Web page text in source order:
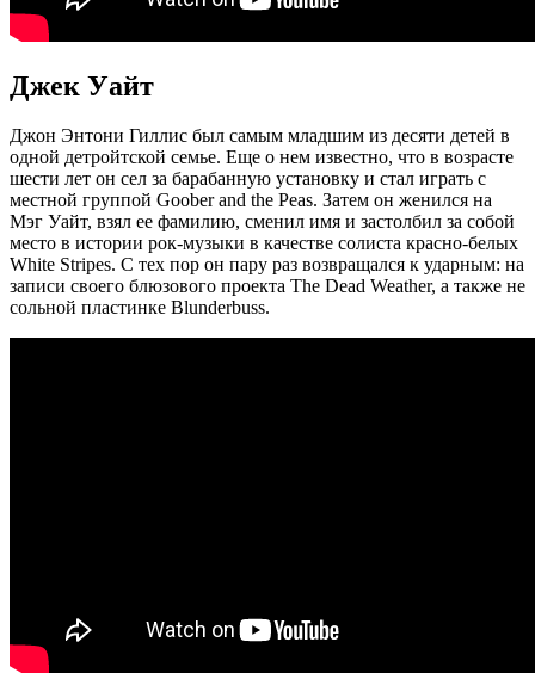
Джек Уайт
Джон Энтони Гиллис был самым младшим из десяти детей в
одной детройтской семье. Еще о нем известно, что в возрасте
шести лет он сел за барабанную установку и стал играть с
местной группой Goober and the Peas. Затем он женился на
Мэг Уайт, взял ее фамилию, сменил имя и застолбил за собой
место в истории рок-музыки в качестве солиста красно-белых
White Stripes. С тех пор он пару раз возвращался к ударным: на
записи своего блюзового проекта The Dead Weather, а также не
сольной пластинке Blunderbuss.